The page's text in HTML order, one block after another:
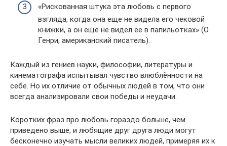
«Рискованная штука эта любовь с первого
взгляда, когда она еще не видела его чековой
книжки, а он еще не видел ее в папильотках» (О.
Генри, американский писатель).
Каждый из гениев науки, философии, литературы и
кинематографа испытывал чувство влюблённости на
себе. Но их отличие от обычных людей в том, что они
всегда анализировали свои победы и неудачи.
Коротких фраз про любовь гораздо больше, чем
приведено выше, и любящие друг друга люди могут
бесконечно изучать мысли великих людей, примеряя их к